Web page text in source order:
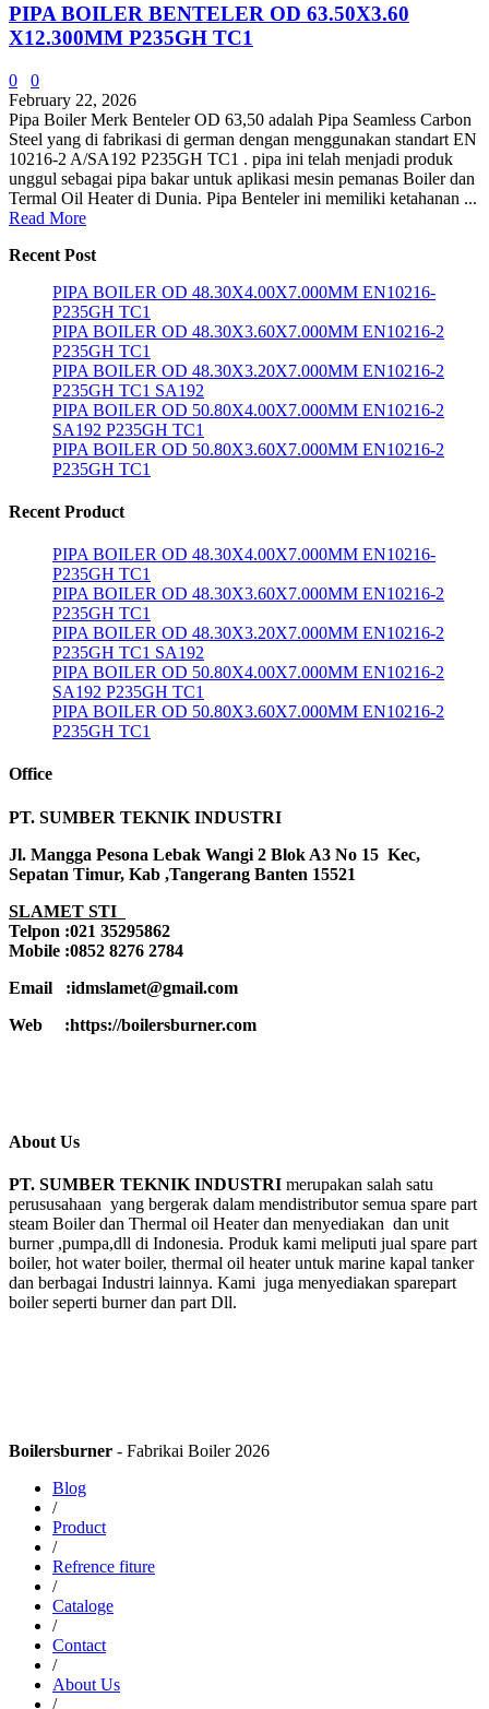
PIPA BOILER BENTELER OD 63.50X3.60
X12.300MM P235GH TC1
0
0
February 22, 2026
Pipa Boiler Merk Benteler OD 63,50 adalah Pipa Seamless Carbon
Steel yang di fabrikasi di german dengan menggunakan standart EN
10216-2 A/SA192 P235GH TC1 . pipa ini telah menjadi produk
unggul sebagai pipa bakar untuk aplikasi mesin pemanas Boiler dan
Termal Oil Heater di Dunia. Pipa Benteler ini memiliki ketahanan ...
Read More
Recent Post
PIPA BOILER OD 48.30X4.00X7.000MM EN10216-
P235GH TC1
PIPA BOILER OD 48.30X3.60X7.000MM EN10216-2
P235GH TC1
PIPA BOILER OD 48.30X3.20X7.000MM EN10216-2
P235GH TC1 SA192
PIPA BOILER OD 50.80X4.00X7.000MM EN10216-2
SA192 P235GH TC1
PIPA BOILER OD 50.80X3.60X7.000MM EN10216-2
P235GH TC1
Recent Product
PIPA BOILER OD 48.30X4.00X7.000MM EN10216-
P235GH TC1
PIPA BOILER OD 48.30X3.60X7.000MM EN10216-2
P235GH TC1
PIPA BOILER OD 48.30X3.20X7.000MM EN10216-2
P235GH TC1 SA192
PIPA BOILER OD 50.80X4.00X7.000MM EN10216-2
SA192 P235GH TC1
PIPA BOILER OD 50.80X3.60X7.000MM EN10216-2
P235GH TC1
Office
PT. SUMBER TEKNIK INDUSTRI
Jl. Mangga Pesona Lebak Wangi 2 Blok A3 No 15 Kec,
Sepatan Timur, Kab ,Tangerang Banten 15521
SLAMET STI
Telpon :021 35295862
Mobile :0852 8276 2784
Email :idmslamet@gmail.com
Web :https://boilersburner.com
About Us
PT. SUMBER TEKNIK INDUSTRI merupakan salah satu
perususahaan yang bergerak dalam mendistributor semua spare part
steam Boiler dan Thermal oil Heater dan menyediakan dan unit
burner ,pumpa,dll di Indonesia. Produk kami meliputi jual spare part
boiler, hot water boiler, thermal oil heater untuk marine kapal tanker
dan berbagai Industri lainnya. Kami juga menyediakan sparepart
boiler seperti burner dan part Dll.
Boilersburner - Fabrikai Boiler 2026
Blog
/
Product
/
Refrence fiture
/
Cataloge
/
Contact
/
About Us
/